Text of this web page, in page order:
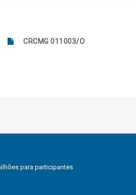
CRCMG 011003/O
para participantes